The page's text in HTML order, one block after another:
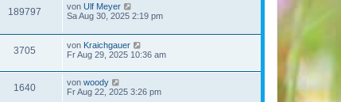
189797 von Ulf Meyer
Sa Aug 30, 2025 2:19 pm
3705 von Kraichgauer
Fr Aug 29, 2025 10:36 am
1640 von woody
Fr Aug 22, 2025 3:26 pm